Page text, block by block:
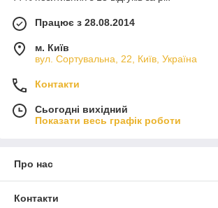
Працює з 28.08.2014
м. Київ
вул. Сортувальна, 22, Київ, Україна
Контакти
Сьогодні вихідний
Показати весь графік роботи
Про нас
Контакти